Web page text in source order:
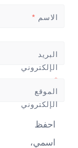
الاسم *
البريد
الإلكتروني
*
الموقع
الإلكتروني
احفظ
اسمي،